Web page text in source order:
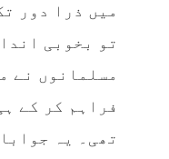
میں ذرا دور
تو بخوبی
مسلمانوں نے
فراہم کر کے
تھی۔ یہ